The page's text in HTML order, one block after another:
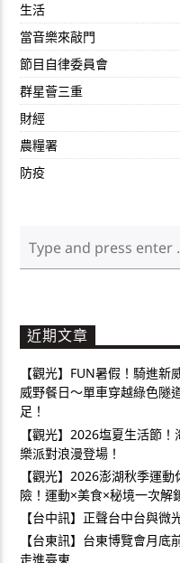
生活
當音樂來敲門
節目自律委員會
群星薈三重
財經
農糧署
防疫
近期文章
【觀光】FUN暑假！騎進
威野餐日～單車穿越綠色隧
足！
【觀光】2026塩夏生活節
樂派對浪漫登場！
【觀光】2026澎湖秋季運
險！運動×美食×秘境一次解
【台中訊】正聲台中台與
【台東訊】台東博覽會月
走進臺東